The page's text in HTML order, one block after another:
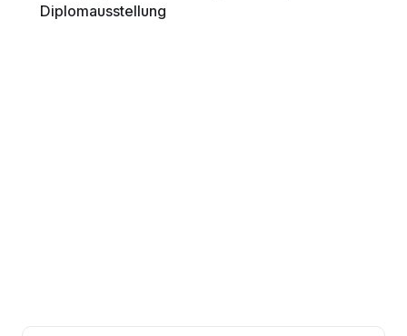
Diplomausstellung